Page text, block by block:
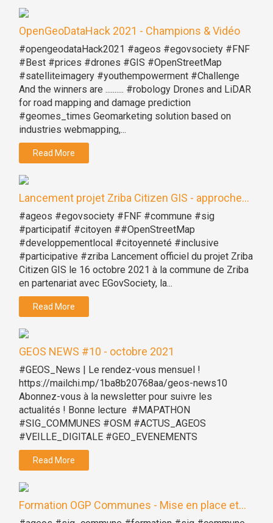
OpenGeoDataHack 2021 - Champions & Vidéo
#opengeodataHack2021 #ageos #egovsociety #FNF
#Best #prices #drones #GIS #OpenStreetMap
#satelliteimagery #youthempowerment #Challenge
And the winners are .......... #robology Drones and LiDAR
for road mapping and damage prediction
#geomes_times Geomarketing solution based on
industries webmapping,...
Read More
Lancement projet Zriba Citizen GIS - approche...
#ageos #egovsociety #FNF #commune #sig
#participatif #citoyen ##OpenStreetMap
#developpementlocal #citoyenneté #inclusive
#participative #zriba Lancement officiel du projet Zriba
Citizen GIS le 16 octobre 2021 à la commune de Zriba
en partenariat avec EGovSociety, la...
Read More
GEOS NEWS #10 - octobre 2021
#GEOS_News | Le rendez-vous mensuel !
https://mailchi.mp/1ba8b20768aa/geos-news10
Abonnez-vous à la newsletter pour suivre les
actualités ! Bonne lecture #MAPATHON
#SIG_COMMUNES #OSM #ACTUS_AGEOS
#VEILLE_DIGITALE #GEO_EVENEMENTS
Read More
Formation OGP Communes - Mise en place et...